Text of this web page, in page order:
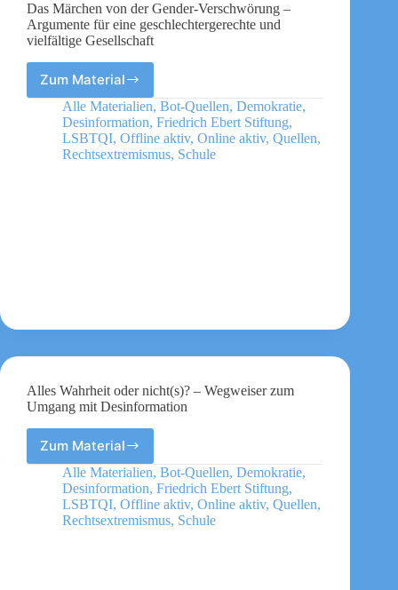
Das Märchen von der Gender-Verschwörung –
Argumente für eine geschlechtergerechte und
vielfältige Gesellschaft
Zum Material
Das
Märchen
von
der
Gender-
Alle Materialien, Bot-Quellen, Demokratie,
Desinformation, Friedrich Ebert Stiftung,
LSBTQI, Offline aktiv, Online aktiv, Quellen,
Rechtsextremismus, Schule
Alles Wahrheit oder nicht(s)? – Wegweiser zum
Umgang mit Desinformation
Zum Material
Alles
Wahrheit
oder
nicht(s)?
–
Alle Materialien, Bot-Quellen, Demokratie,
Desinformation, Friedrich Ebert Stiftung,
LSBTQI, Offline aktiv, Online aktiv, Quellen,
Rechtsextremismus, Schule